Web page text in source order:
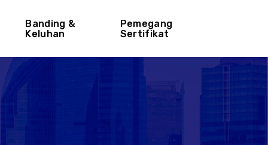
Banding &
Keluhan
Pemegang
Sertifikat